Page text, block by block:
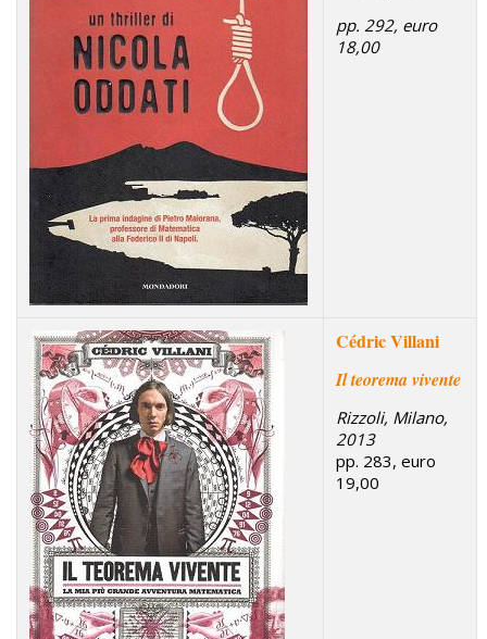
pp. 292, euro
18,00
Cédric Villani
Il teorema vivente
Rizzoli, Milano,
2013
pp. 283, euro
19,00